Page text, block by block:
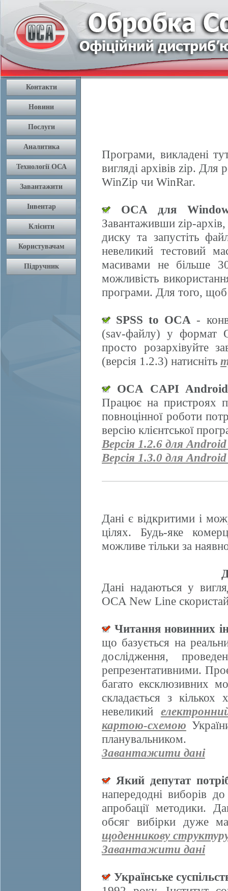
Програми, викладені
вигляді архівів zip. Для
WinZip чи WinRar.
OCA для
Завантаживши zip-
диску та запустіть
невеликий тестовий
масивами не більше
можливість
програми. Для того, щоб
SPSS to OCA -
(sav-файлу) у формат
просто розархівуйте
(версія 1.2.3) натисніть
OCA CAPI Android
Працює на пристроях
повноцінної роботи
версію клієнтської
Версія 1.2.6 для
Версія 1.3.0 для
Дані є відкритими і
цілях. Будь-яке
можливе тільки за
Дані надаються у
OCA New Line
Читання новинних
що базується на
дослідження,
репрезентативними.
багато ексклюзивних
складається з
невеликий
картою-схемою
планувальником.
Завантажити дані
Який депутат
напередодні виборів
апробації методики.
обсяг вибірки дуже
щоденникову
Завантажити дані
Українське